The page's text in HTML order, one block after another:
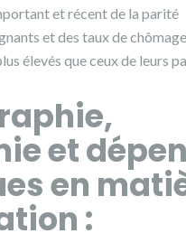
et récent de la parité
et des taux de chômage
élevés que ceux de leurs
et
en mati
: